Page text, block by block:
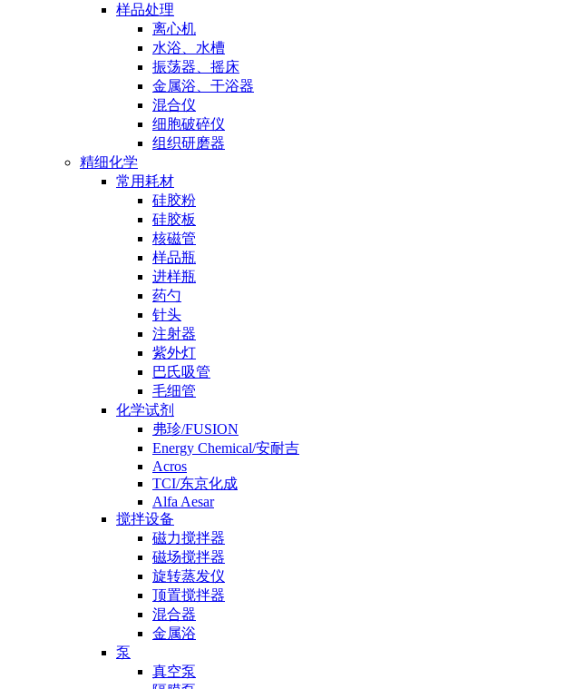
样品处理
离心机
水浴、水槽
振荡器、摇床
金属浴、干浴器
混合仪
细胞破碎仪
组织研磨器
精细化学
常用耗材
硅胶粉
硅胶板
核磁管
样品瓶
进样瓶
药勺
针头
注射器
紫外灯
巴氏吸管
毛细管
化学试剂
弗珍/FUSION
Energy Chemical/安耐吉
Acros
TCI/东京化成
Alfa Aesar
搅拌设备
磁力搅拌器
磁场搅拌器
旋转蒸发仪
顶置搅拌器
混合器
金属浴
泵
真空泵